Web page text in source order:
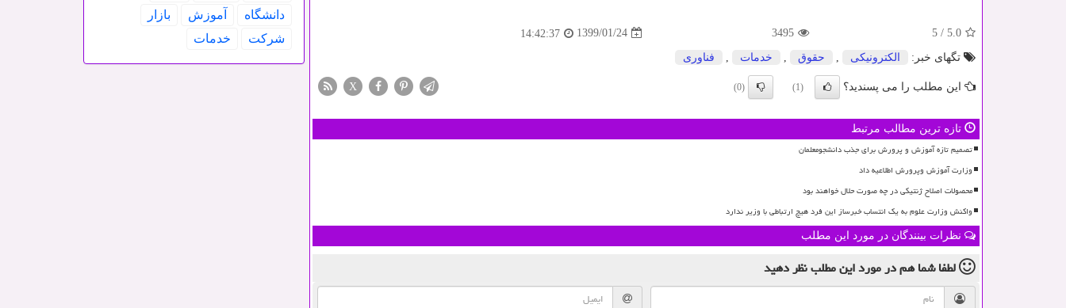
5.0
/
5
3495
1399/01/24
14:42:37
تگهای خبر:
الكترونیكی حقوق خدمات فناوری
این مطلب را می پسندید؟ (1)
(0)
X
تازه ترین مطالب مرتبط
تصمیم تازه آموزش و پرورش برای جذب دانشجومعلمان
وزارت آموزش وپرورش اطلاعیه داد
محصولات اصلاح ژنتیکی در چه صورت حلال خواهند بود
واکنش وزارت علوم به یک انتساب خبرساز این فرد هیچ ارتباطی با وزیر ندارد
نظرات بینندگان در مورد این مطلب
لطفا شما همدر مورد این مطلبنظر دهید
دانشگاه
آموزش
بازار
شركت
خدمات